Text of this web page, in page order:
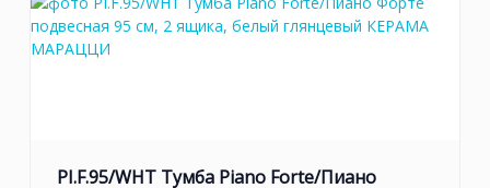
PI.F.95/WHT Тумба Piano Forte/Пиано